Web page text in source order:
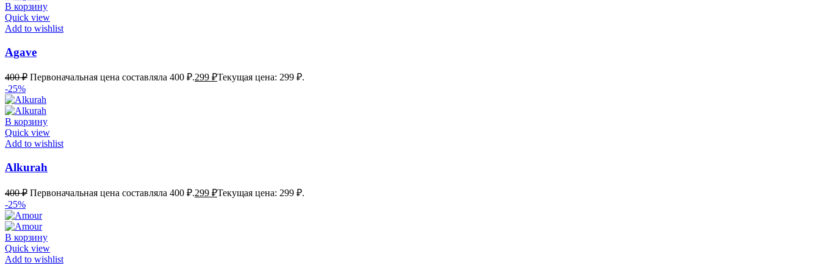
В корзину
Quick view
Add to wishlist
Agave
400₽ Первоначальная цена составляла 400 ₽.299 ₽Текущая цена: 299 ₽.
-25%
В корзину
Quick view
Add to wishlist
Alkurah
400₽ Первоначальная цена составляла 400 ₽.299 ₽Текущая цена: 299 ₽.
-25%
В корзину
Quick view
Add to wishlist